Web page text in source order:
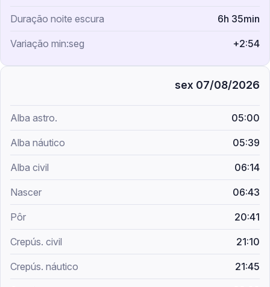
6h 35min
+2:54
sex 07/08/2026
05:00
05:39
06:14
06:43
20:41
21:10
21:45